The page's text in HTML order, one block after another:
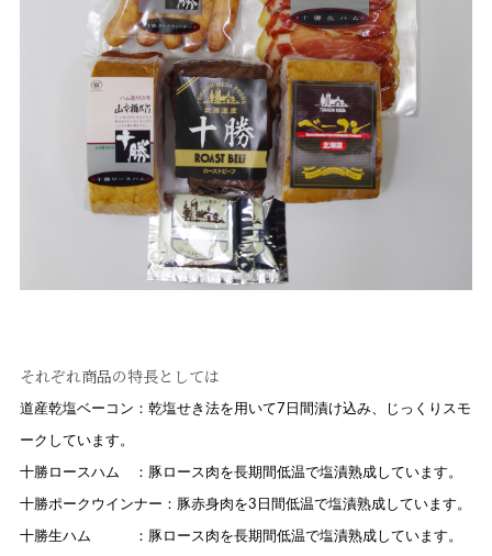
それぞれ商品の特長としては
道産乾塩ベーコン：乾塩せき法を用いて7日間漬け込み、じっくりスモ
ークしています。
十勝ロースハム ：豚ロース肉を長期間低温で塩漬熟成しています。
十勝ポークウインナー：豚赤身肉を3日間低温で塩漬熟成しています。
十勝生ハム ：豚ロース肉を長期間低温で塩漬熟成しています。